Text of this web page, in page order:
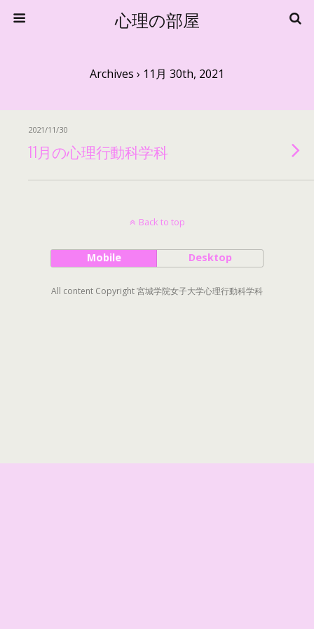
心理の部屋
Archives › 11月 30th, 2021
2021/11/30
11月の心理行動科学科
Back to top
Mobile Desktop
All content Copyright 宮城学院女子大学心理行動科学科